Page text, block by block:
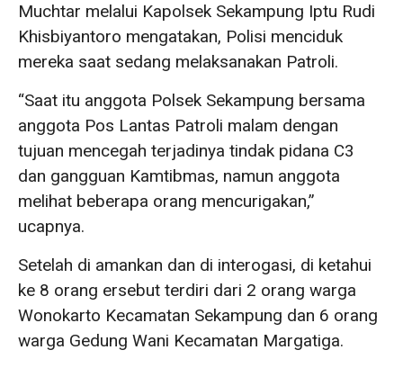
Muchtar melalui Kapolsek Sekampung Iptu Rudi
Khisbiyantoro mengatakan, Polisi menciduk
mereka saat sedang melaksanakan Patroli.
“Saat itu anggota Polsek Sekampung bersama
anggota Pos Lantas Patroli malam dengan
tujuan mencegah terjadinya tindak pidana C3
dan gangguan Kamtibmas, namun anggota
melihat beberapa orang mencurigakan,”
ucapnya.
Setelah di amankan dan di interogasi, di ketahui
ke 8 orang ersebut terdiri dari 2 orang warga
Wonokarto Kecamatan Sekampung dan 6 orang
warga Gedung Wani Kecamatan Margatiga.